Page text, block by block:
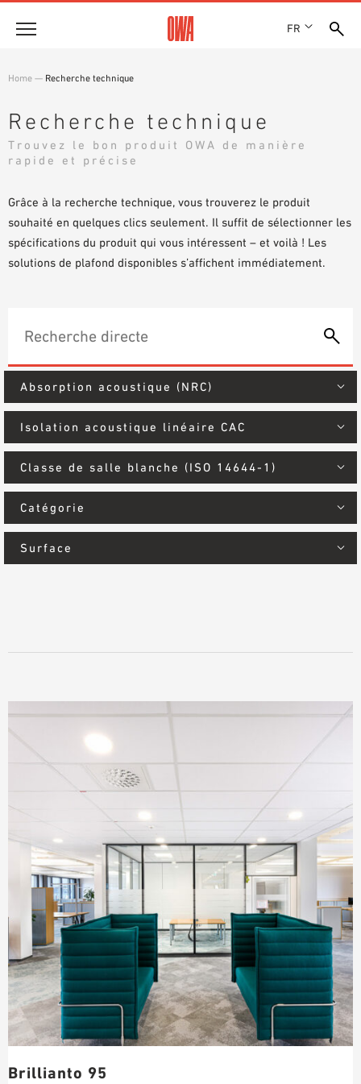
FR
PRIX ET RÉCOMPENSES
NOS FILIALES
ACTUALITÉS
Produits
LES COLLECTIONS OWA
RECHERCHE GUIDÉE
Solutions
DOMAINES D’UTILISATION
Références
Assistance technique
TÉLÉCHARGEMENTS
BIBLIOTHÈQUE BIM/REVIT
VIDÉOS
Home — Recherche technique
Recherche technique
Trouvez le bon produit OWA de manière
rapide et précise
Grâce à la recherche technique, vous trouverez le produit
souhaité en quelques clics seulement. Il suffit de sélectionner les
spécifications du produit qui vous intéressent – et voilà ! Les
solutions de plafond disponibles s’affichent immédiatement.
Absorption acoustique (NRC)
Isolation acoustique linéaire CAC
Classe de salle blanche (ISO 14644-1)
Catégorie
Surface
Brillianto 95